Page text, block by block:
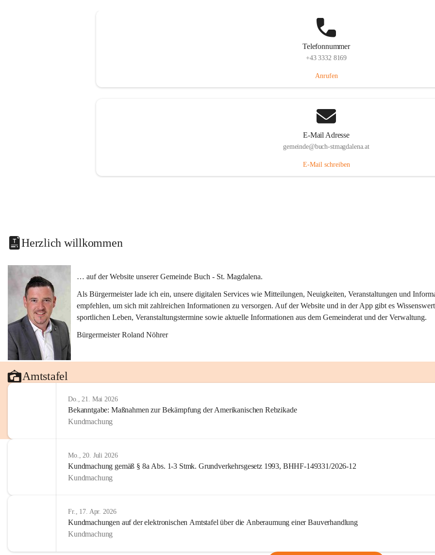
Telefonnummer
+43 3332 8169
Anrufen
E-Mail Adresse
gemeinde@buch-stmagdalena.at
E-Mail schreiben
Herzlich willkommen
… auf der Website unserer Gemeinde Buch - St. Magdalena.
Als Bürgermeister lade ich ein, unsere digitalen Services wie Mitteilungen, Neuigkeiten, Veranstaltungen und
empfehlen, um sich mit zahlreichen Informationen zu versorgen. Auf der Website und in der App gibt es
sportlichen Leben, Veranstaltungstermine sowie aktuelle Informationen aus dem Gemeinderat und der Verwaltung.
Bürgermeister Roland Nöhrer
Amtstafel
Do., 21. Mai 2026
Bekanntgabe: Maßnahmen zur Bekämpfung der Amerikanischen Rebzikade
Kundmachung
Mo., 20. Juli 2026
Kundmachung gemäß § 8a Abs. 1-3 Stmk. Grundverkehrsgesetz 1993, BHHF-149331/2026-12
Kundmachung
Fr., 17. Apr. 2026
Kundmachungen auf der elektronischen Amtstafel über die Anberaumung einer Bauverhandlung
Kundmachung